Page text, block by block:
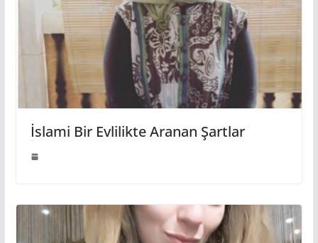
İslami Bir Evlilikte Aranan Şartlar